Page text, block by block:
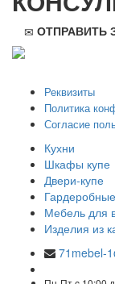
ОТПРАВИТЬ
Реквизиты
Политика
Согласие
Кухни
Шкафы купе
Двери-купе
Гардеробные
Мебель для
Изделия из
71mebel-